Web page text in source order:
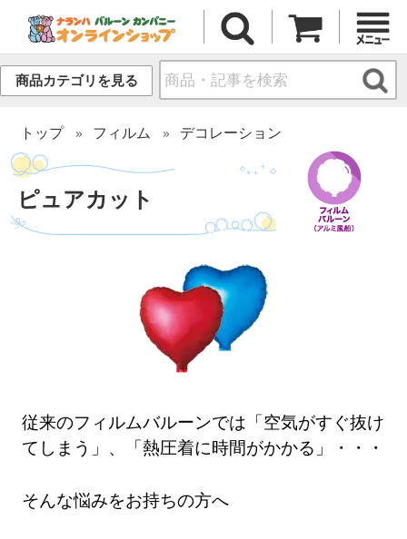
商品カテゴリを見る
トップ フィルム デコレーション
ピュアカット
従来のフィルムバルーンでは「空気がすぐ抜け
てしまう」、「熱圧着に時間がかかる」・・・
そんな悩みをお持ちの方へ